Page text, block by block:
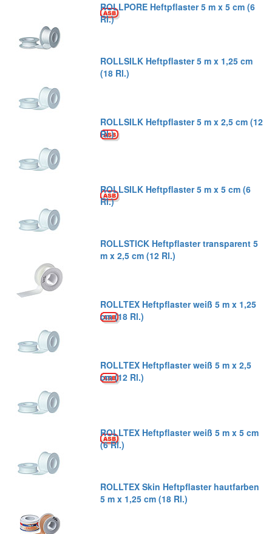
ROLLPORE Heftpflaster 5 m x 5 cm (6
Rl.)
ROLLSILK Heftpflaster 5 m x 1,25 cm
(18 Rl.)
ROLLSILK Heftpflaster 5 m x 2,5 cm (12
Rl.)
ROLLSILK Heftpflaster 5 m x 5 cm (6
Rl.)
ROLLSTICK Heftpflaster transparent 5
m x 2,5 cm (12 Rl.)
ROLLTEX Heftpflaster weiß 5 m x 1,25
cm (18 Rl.)
ROLLTEX Heftpflaster weiß 5 m x 2,5
cm (12 Rl.)
ROLLTEX Heftpflaster weiß 5 m x 5 cm
(6 Rl.)
ROLLTEX Skin Heftpflaster hautfarben
5 m x 1,25 cm (18 Rl.)